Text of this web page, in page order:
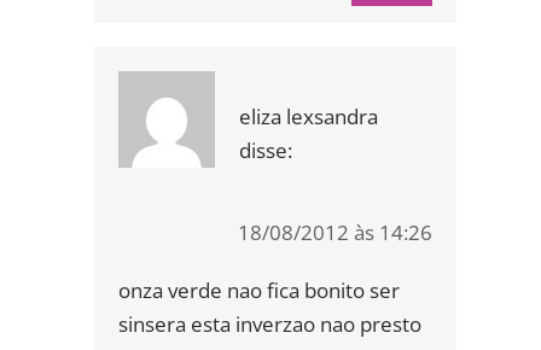
eliza lexsandra
disse:
18/08/2012 às 14:26
onza verde nao fica bonito ser
sinsera esta inverzao nao presto